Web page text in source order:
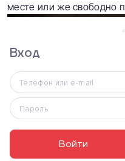
месте или же свободно
Положив экстренную
Вход
Телефон или e-mail
Пароль
Войти